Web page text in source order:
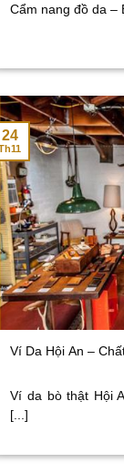
Cẩm nang đồ da –
Ví Da Hội An –
Ví da bò thật Hội
[...]
24